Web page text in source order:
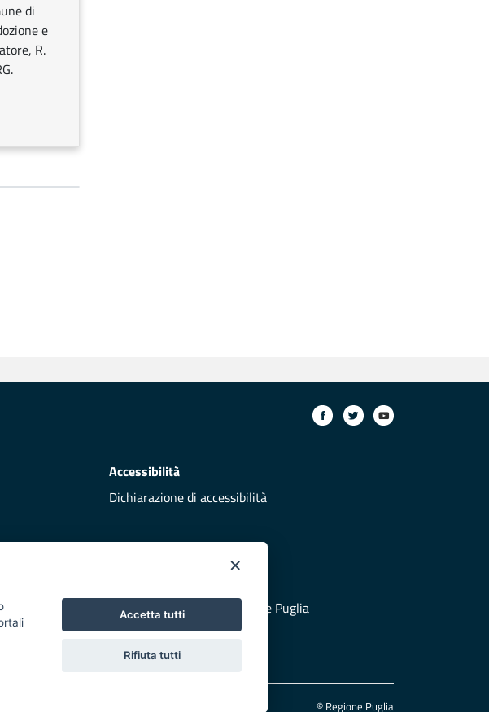
di
e
R.
Accessibilità
Dichiarazione di accessibilità
Vai al sito di Protezione Civile Puglia
© Regione Puglia
×
Accetta tutti
Rifiuta tutti